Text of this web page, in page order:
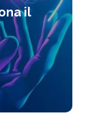
il